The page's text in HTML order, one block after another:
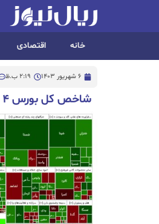
خانه اقتصادی
6 شهریور 1403 2:19 ب.ظ
شاخص کل بورس ۴ هزار واحد رشد کرد